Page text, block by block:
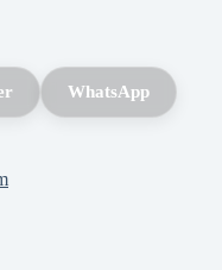
WhatsApp